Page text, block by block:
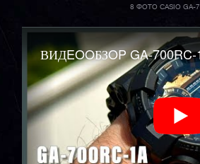
8 ФОТО CASIO GA-
ВИДEOOБЗOP GA-700RC-